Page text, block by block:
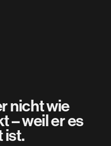
nicht wie
– weil er es
ist.